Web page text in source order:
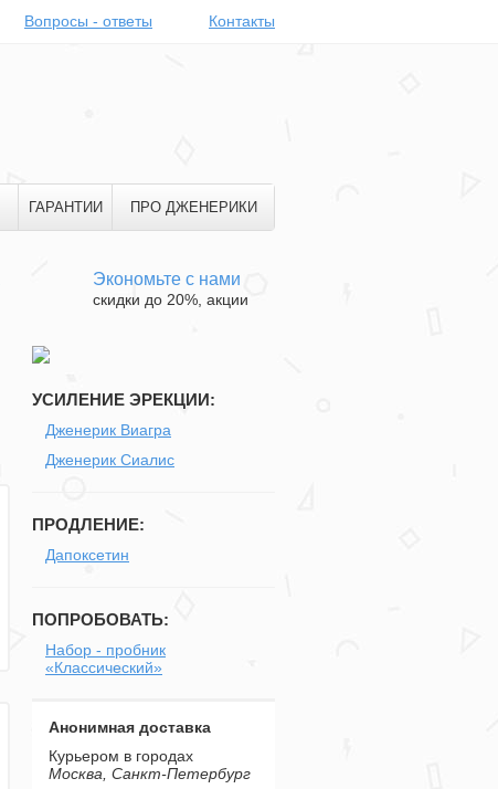
Вопросы - ответы Контакты
ГАРАНТИИ ПРО ДЖЕНЕРИКИ
Экономьте с нами
скидки до 20%, акции
УСИЛЕНИЕ ЭРЕКЦИИ:
Дженерик Виагра
Дженерик Сиалис
ПРОДЛЕНИЕ:
Дапоксетин
ПОПРОБОВАТЬ:
Набор - пробник
«Классический»
Анонимная доставка
Курьером в городах
Москва, Санкт-Петербург